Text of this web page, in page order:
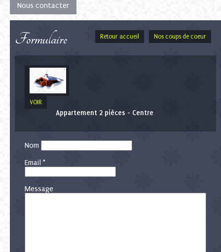
Nous contacter
Formulaire Retour accueil Nos coups de coeur
VOIR
Appartement 2 pièces - Centre
Nom
Email *
Message